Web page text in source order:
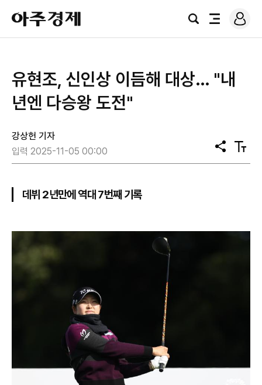
아
주
경
검
전
로
그
유현조, 신인상 이듬해 대상… "내
년엔 다승왕 도전"
강상헌 기자
입력 2025-11-05 00:00
공
유
텍
스
데뷔 2년만에 역대 7번째 기록